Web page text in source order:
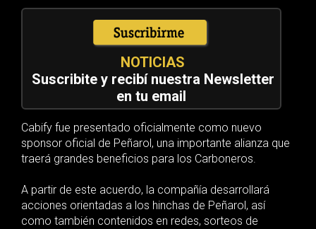
NOTICIAS
Suscribite y recibí nuestra Newsletter
en tu email
Cabify fue presentado oficialmente como nuevo
sponsor oficial de Peñarol, una importante alianza que
traerá grandes beneficios para los Carboneros.
A partir de este acuerdo, la compañía desarrollará
acciones orientadas a los hinchas de Peñarol, así
como también contenidos en redes, sorteos de